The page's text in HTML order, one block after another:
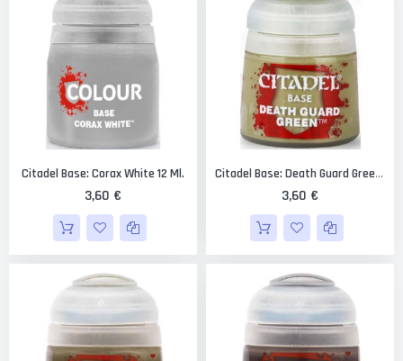
Citadel Base: Corax White 12 Ml.
3,60 €
Citadel Base: Death Guard Green 12 Ml.
3,60 €